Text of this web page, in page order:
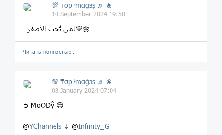
💯 ₸σp ᶤmαġзṣ ♬ ❀
10 September 2024 19:50
- لمن تُحب الأصفر💛🌼
Читать полностью…
💯 ₸σp ᶤmαġзṣ ♬ ❀
08 January 2024 07:04
➲ MσOĐẙ 😊
@YChannels ⇣ @Infinity_G